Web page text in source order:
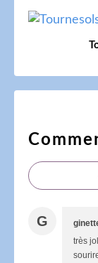
G
très